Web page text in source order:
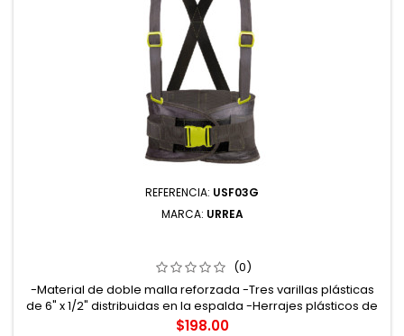
REFERENCIA: USF03G
MARCA: URREA
(0)
-Material de doble malla reforzada -Tres varillas plásticas
de 6" x 1/2" distribuidas en la espalda -Herrajes plásticos de
alta resistencia -Talla: grande
Precio
$198.00